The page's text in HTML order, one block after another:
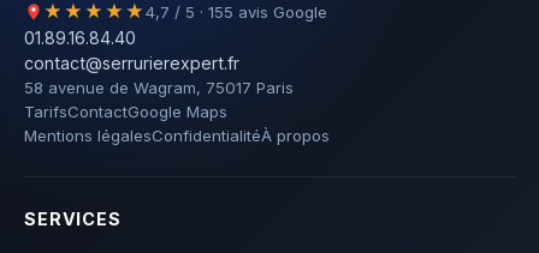
★★★★★4,7 / 5 · 155 avis Google
01.89.16.84.40
contact@serrurierexpert.fr
58 avenue de Wagram, 75017 Paris
TarifsContactGoogle Maps
Mentions légalesConfidentialitéÀ propos
SERVICES